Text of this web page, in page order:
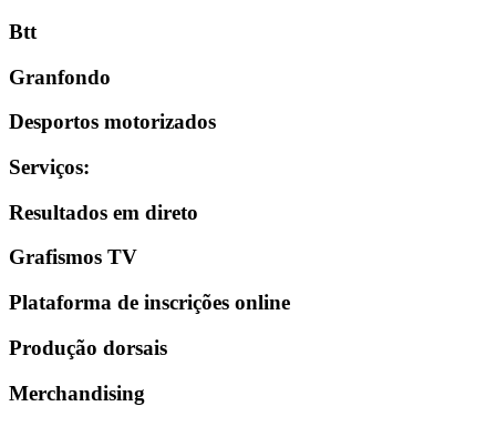
Btt
Granfondo
Desportos motorizados
Serviços:
Resultados em direto
Grafismos TV
Plataforma de inscrições online
Produção dorsais
Merchandising